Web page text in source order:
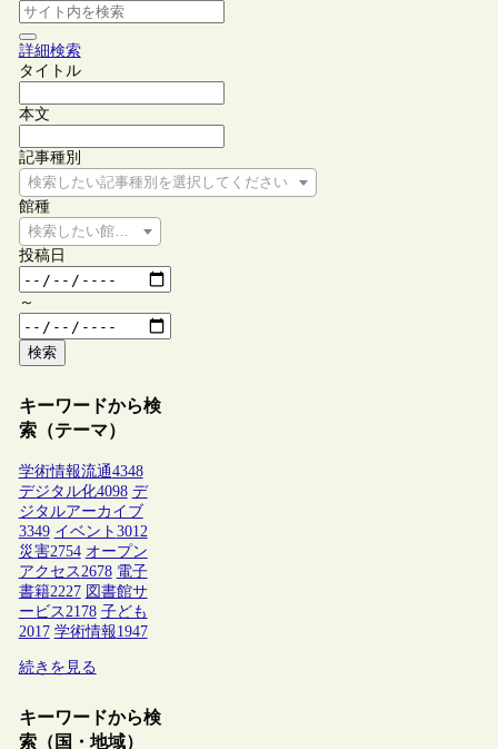
詳細検索
タイトル
本文
記事種別
検索したい記事種別を選択してください
館種
検索したい館種を選択してください
投稿日
～
検索
キーワードから検
索（テーマ）
学術情報流通4348
デジタル化4098 デ
ジタルアーカイブ
3349 イベント 3012
災害2754 オープン
アクセス 2678 電子
書籍2227 図書館サ
ービス 2178 子ども
2017 学術情報1947
続きを見る
キーワードから検
索（国・地域）